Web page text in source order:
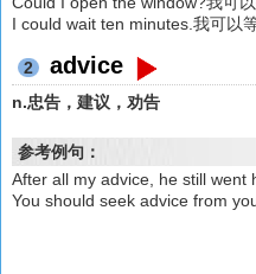
I could wait ten minutes.我可以
2 advice
n.忠告，建议，劝告
参考例句：
After all my advice, he still went
You should seek advice from